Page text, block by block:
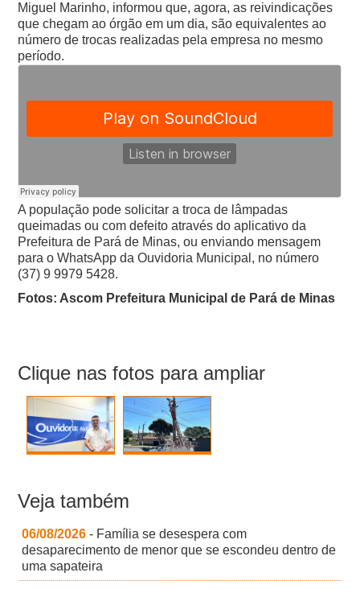
Miguel Marinho, informou que, agora, as reivindicações
que chegam ao órgão em um dia, são equivalentes ao
número de trocas realizadas pela empresa no mesmo
período.
A população pode solicitar a troca de lâmpadas
queimadas ou com defeito através do aplicativo da
Prefeitura de Pará de Minas, ou enviando mensagem
para o WhatsApp da Ouvidoria Municipal, no número
(37) 9 9979 5428.
Fotos: Ascom Prefeitura Municipal de Pará de Minas
Clique nas fotos para ampliar
Veja também
06/08/2026 - Família se desespera com
desaparecimento de menor que se escondeu dentro de
uma sapateira